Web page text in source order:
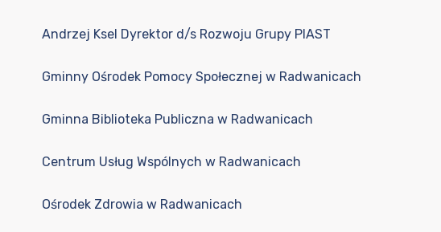
Andrzej Ksel Dyrektor d/s Rozwoju Grupy PIAST
Gminny Ośrodek Pomocy Społecznej w Radwanicach
Gminna Biblioteka Publiczna w Radwanicach
Centrum Usług Wspólnych w Radwanicach
Ośrodek Zdrowia w Radwanicach